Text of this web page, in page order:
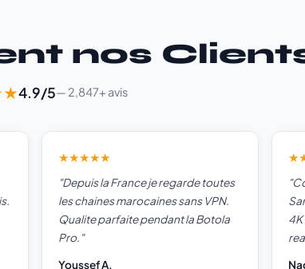
nos
4.9/5— 2,847+ avis
★★★★★
"Depuis la France je regarde toutes
les chaines marocaines sans VPN.
Qualite parfaite pendant la Botola
Pro."
Youssef A.